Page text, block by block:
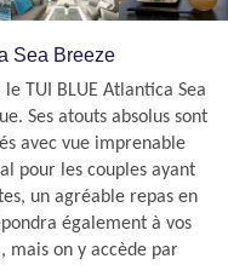
Sea Breeze
TUI BLUE Atlantica Sea
Ses atouts absolus sont
avec vue imprenable
pour les couples ayant
un agréable repas en
également à vos
mais on y accède par